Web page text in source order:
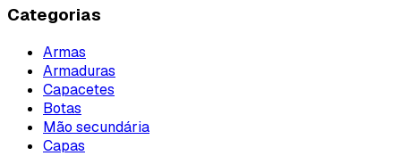
Categorias
Armas
Armaduras
Capacetes
Botas
Mão secundária
Capas